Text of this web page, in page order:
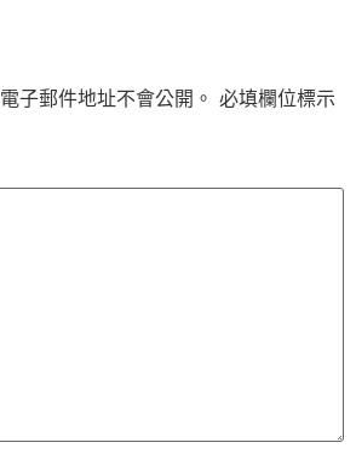
子郵件地址不會公開。 必填欄位標示